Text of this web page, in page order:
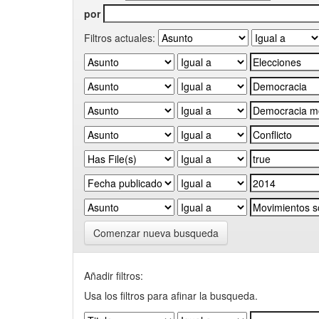
por
Filtros actuales:
Comenzar nueva busqueda
Añadir filtros:
Usa los filtros para afinar la busqueda.